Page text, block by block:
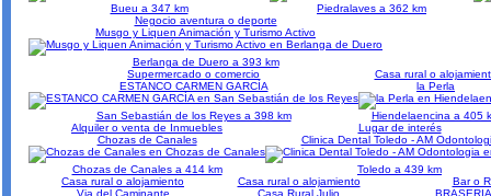
Bueu a 347 km
Piedralaves a 362 km
Negocio aventura o deporte
Musgo y Liquen Animación y Turismo Activo
Berlanga de Duero a 393 km
Supermercado o comercio
ESTANCO CARMEN GARCÍA
San Sebastián de los Reyes a 398 km
Casa rural o
la Perla
Hiendelaencina a 405
Alquiler o venta de Inmuebles
Chozas de Canales
Chozas de Canales a 414 km
Lugar de interés
Clinica Dental Toledo - AM
Toledo a 439 km
Casa rural o alojamiento
Via del Caminante
Casa rural o alojamiento
Casa Rural Julio
Bar o